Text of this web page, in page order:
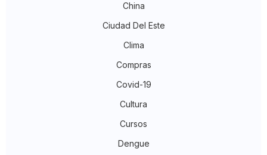
China
Ciudad Del Este
Clima
Compras
Covid-19
Cultura
Cursos
Dengue